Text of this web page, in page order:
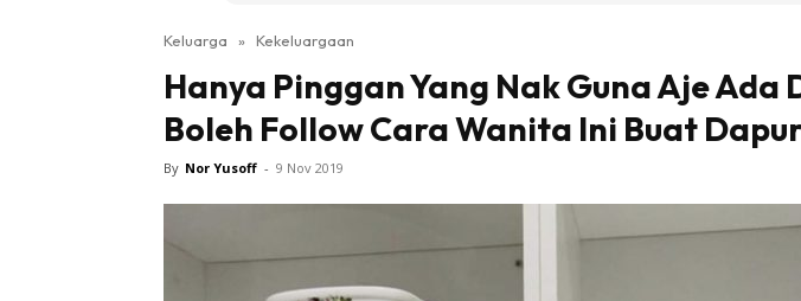
Keluarga » Kekeluargaan
Hanya Pinggan Yang Nak Guna Aje Ada
Boleh Follow Cara Wanita Ini Buat
By Nor Yusoff - 9 Nov 2019